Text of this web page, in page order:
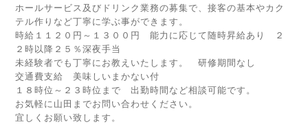
ホールサービス及びドリンク業務の募集で、接客の基本やカク
テル作りなど丁寧に学ぶ事ができます。
時給１１２０円～１３００円 能力に応じて随時昇給あり ２
２時以降２５％深夜手当
未経験者でも丁寧にお教えいたします。 研修期間なし
交通費支給 美味しいまかない付
１８時位～２３時位まで 出勤時間など相談可能です。
お気軽に山田までお問い合わせください。
宜しくお願い致します。